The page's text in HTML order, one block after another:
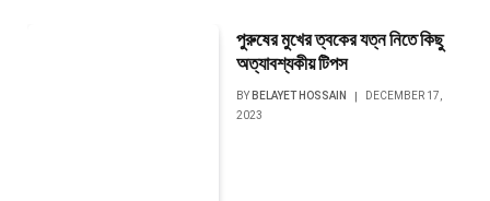
পুরুষের মুখের ত্বকের যত্ন নিতে কিছু
অত্যাবশ্যকীয় টিপস
BY BELAYET HOSSAIN
DECEMBER 17,
2023